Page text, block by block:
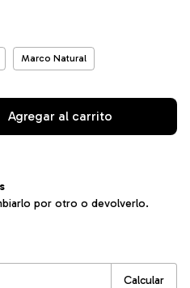
Marco Natural
por otro o devolverlo.
Calcular